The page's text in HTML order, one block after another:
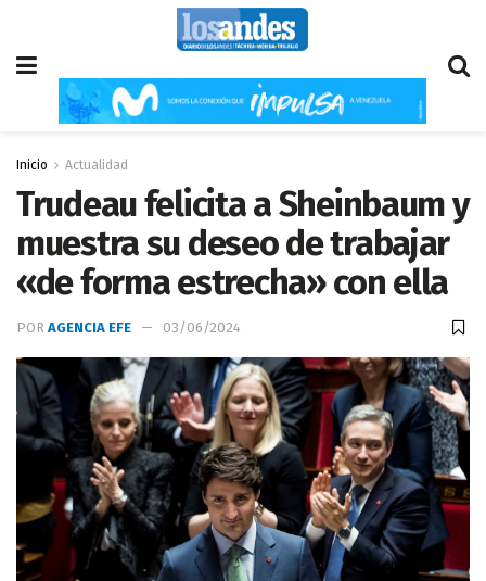
Inicio Actualidad
Trudeau felicita a Sheinbaum y
muestra su deseo de trabajar
«de forma estrecha» con ella
POR AGENCIA EFE 03/06/2024